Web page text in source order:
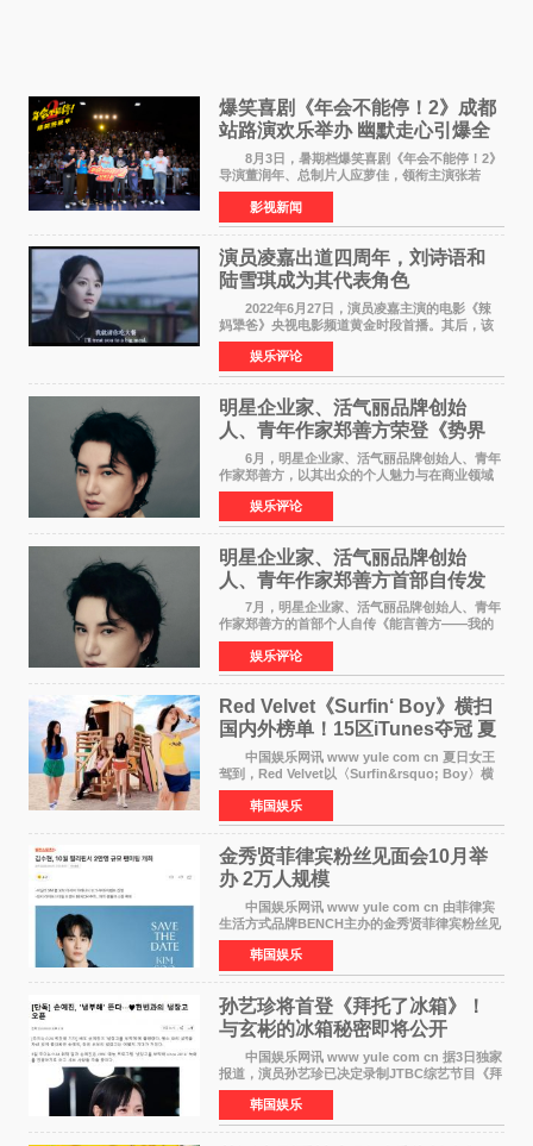
爆笑喜剧《年会不能停！2》成都
站路演欢乐举办 幽默走心引爆全
场共鸣
8月3日，暑期档爆笑喜剧《年会不能停！2》
导演董润年、总制片人应萝佳，领衔主演张若
昀、白客，惊喜出演庄达菲，特别主演孙艺洲，
特别出演田雨，友情出演欧阳奋强出席成都路
演，与观众近距离互
影视新闻
演员凌嘉出道四周年，刘诗语和
陆雪琪成为其代表角色
2022年6月27日，演员凌嘉主演的电影《辣
妈犟爸》央视电影频道黄金时段首播。其后，该
电影在央视电影频道多次复播（2022年8月10
日，2022年9月30日，2023年7月17日，2025年7
月14日）。除了多次复
娱乐评论
明星企业家、活气丽品牌创始
人、青年作家郑善方荣登《势界
POWERCIRCLES》6月刊
6月，明星企业家、活气丽品牌创始人、青年
作家郑善方，以其出众的个人魅力与在商业领域
的卓越建树，成功登上《势界
POWERCIRCLES》，展现了他在时尚与商业领
域的双重影响力。 明星企业家、青
娱乐评论
明星企业家、活气丽品牌创始
人、青年作家郑善方首部自传发
布， 书写跨界创业者的成长答卷
7月，明星企业家、活气丽品牌创始人、青年
作家郑善方的首部个人自传《能言善方——我的
跨界人生》正式发行。这本书以他的人生轨迹为
脉络，首次完整公开了从逐梦少年到横跨美业、
公益等多领域的
娱乐评论
Red Velvet《Surfin‘ Boy》横扫
国内外榜单！15区iTunes夺冠 夏
日女王强势回归
中国娱乐网讯 www yule com cn 夏日女王
驾到，Red Velvet以〈Surfin&rsquo; Boy〉横
扫国内外榜单，获得音乐粉丝的热烈反响。
Red Velvet于3日发行了夏日迷你专辑《Velvet
Summer》，
韩国娱乐
金秀贤菲律宾粉丝见面会10月举
办 2万人规模
中国娱乐网讯 www yule com cn 由菲律宾
生活方式品牌BENCH主办的金秀贤菲律宾粉丝见
面会，将于10月2日在马尼拉SM Mall of
Asia（MOA）竞技场举行，预计规模达2万人。
这也是金秀贤自去年陷
韩国娱乐
孙艺珍将首登《拜托了冰箱》！
与玄彬的冰箱秘密即将公开
中国娱乐网讯 www yule com cn 据3日独家
报道，演员孙艺珍已决定录制JTBC综艺节目《拜
托了冰箱》，目前正在协调具体细节。这是孙艺
珍首次公开个人冰箱，也是她婚后首次以玄彬的
妻子身份参与
韩国娱乐